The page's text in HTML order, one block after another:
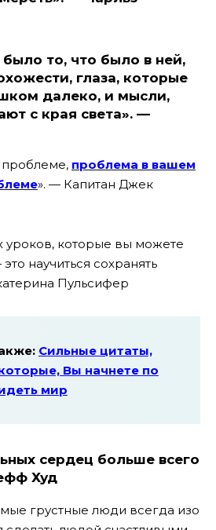
было то, что было в ней,
глаза, которые
далеко, и мысли,
с края света». —
проблеме, проблема в вашем
». — Капитан Джек
уроков, которые вы можете
научиться сохранять
Пульсифер
Сильные цитаты,
Вы начнете по
мир
сердец больше всего
Худ
грустные люди всегда изо